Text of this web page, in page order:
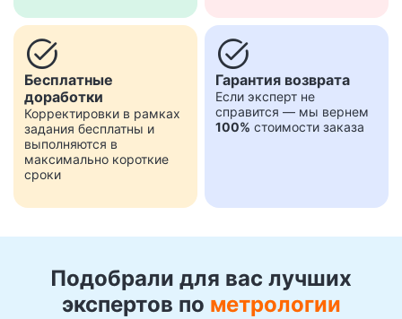
task_alt
Бесплатные
доработки
Корректировки в рамках
задания бесплатны и
выполняются в
максимально короткие
сроки
task_alt
Гарантия возврата
Если эксперт не
справится — мы вернем
100% стоимости заказа
Подобрали для вас лучших
экспертов по метрологии